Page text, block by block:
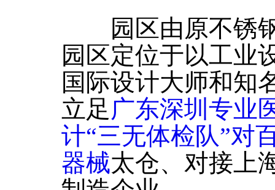
园区由原不锈钢
园区定位于以工业
国际设计大师和知
立足 广东深圳专业
计“三无体检队”对
器械太仓、对接上